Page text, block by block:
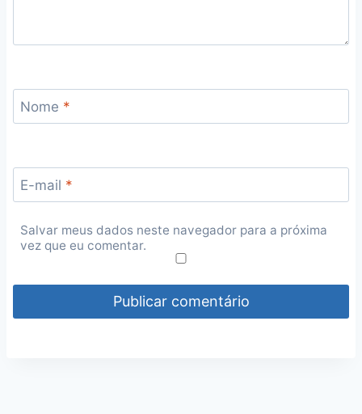
Nome *
E-mail *
Salvar meus dados neste navegador para a próxima
vez que eu comentar.